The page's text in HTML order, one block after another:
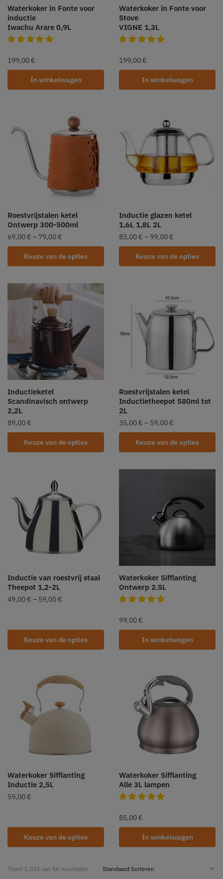
Waterkoker in Fonte voor
inductie
Iwachu Arare 0,9L
199,00 €
In winkelwagen
Waterkoker in Fonte voor
Stove
VIGNE 1,3L
199,00 €
In winkelwagen
Roestvrijstalen ketel
Ontwerp 300-500ml
69,00 € – 79,00 €
Keuze van de opties
Inductie glazen ketel
1,6L 1,8L 2L
83,00 € – 99,00 €
Keuze van de opties
Inductieketel
Scandinavisch ontwerp
2,2L
89,00 €
Keuze van de opties
Roestvrijstalen ketel
Inductietheepot 580ml tot
2L
35,00 € – 59,00 €
Keuze van de opties
Inductie van roestvrij staal
Theepot 1,2-2L
49,00 € – 59,00 €
Keuze van de opties
Waterkoker Sifflanting
Ontwerp 2.5L
99,00 €
In winkelwagen
Waterkoker Sifflanting
Inductie 2,5L
59,00 €
Keuze van de opties
Waterkoker Sifflanting
Alle 3L lampen
85,00 €
In winkelwagen
Toont 1.032 van 56 resultaten